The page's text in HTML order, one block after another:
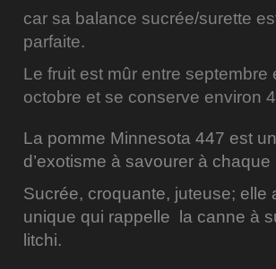
car sa balance sucrée/surette
parfaite.
Le fruit est mûr entre septembre
octobre et se conserve environ
La pomme Minnesota 447 est
d’exotisme à savourer à
Sucrée, croquante, juteuse; elle
unique qui rappelle la canne à
litchi.